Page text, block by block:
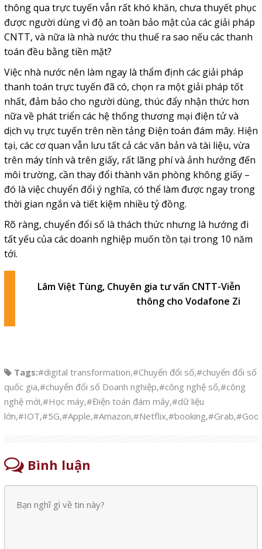
thông qua trực tuyến vẫn rất khó khăn, chưa thuyết phục
được người dùng vì độ an toàn bảo mật của các giải pháp
CNTT, và nữa là nhà nước thu thuế ra sao nếu các thanh
toán đều bằng tiền mặt?
Việc nhà nước nên làm ngay là thẩm định các giải pháp
thanh toán trực tuyến đã có, chọn ra một giải pháp tốt
nhất, đảm bảo cho người dùng, thúc đẩy nhận thức hơn
nữa về phát triển các hệ thống thương mại điện tử và
dịch vụ trực tuyến trên nền tảng Điện toán đám mây. Hiện
tại, các cơ quan vẫn lưu tất cả các văn bản và tài liệu, vừa
trên máy tính và trên giấy, rất lãng phí và ảnh hưởng đến
môi trường, cần thay đổi thành văn phòng không giấy –
đó là việc chuyển đổi ý nghĩa, có thể làm được ngay trong
thời gian ngắn và tiết kiệm nhiều tỷ đồng.
Rõ ràng, chuyển đổi số là thách thức nhưng là hướng đi
tất yếu của các doanh nghiệp muốn tồn tại trong 10 năm
tới.
Lâm Việt Tùng, Chuyên gia tư vấn CNTT-Viễn
thông cho Vodafone Zi
Tags:#digital transformation,#Chuyển đổi số,#chuyển đổi số
quốc gia,#chuyển đổi số Doanh nghiệp,#công nghệ số,#công
nghệ mới,#Học máy,#Điện toán đám mây,#dữ liệu
lớn,#IOT,#5G,#Apple,#Amazon,#Netflix,#booking,#Grab,
Bình luận